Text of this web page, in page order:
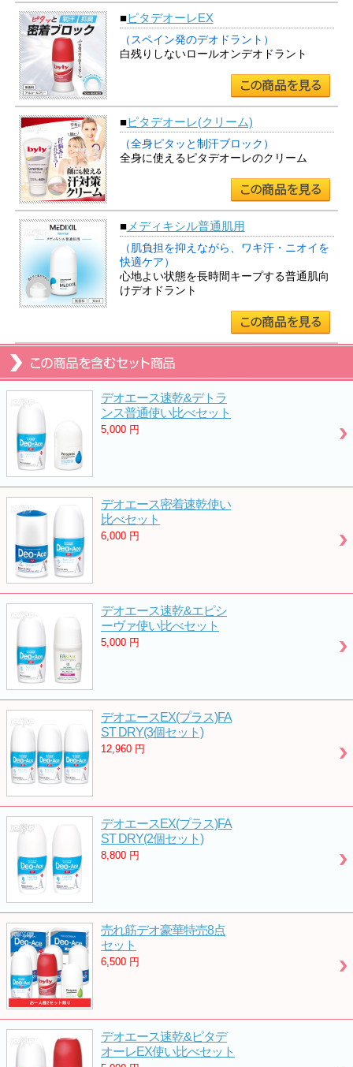
■ピタデオーレEX
（スペイン発のデオドラント）
白残りしないロールオンデオドラント
■ピタデオーレ(クリーム)
（全身ピタッと制汗ブロック）
全身に使えるピタデオーレのクリーム
■メディキシル普通肌用
（肌負担を抑えながら、ワキ汗・ニオイを
快適ケア）
心地よい状態を長時間キープする普通肌向
けデオドラント
デオエース速乾&デトラ
ンス普通使い比べセット
5,000 円
デオエース密着速乾使い
比べセット
6,000 円
デオエース速乾&エピシ
ーヴァ使い比べセット
5,000 円
デオエースEX(プラス)FA
ST DRY(3個セット)
12,960 円
デオエースEX(プラス)FA
ST DRY(2個セット)
8,800 円
売れ筋デオ豪華特売8点
セット
6,500 円
デオエース速乾&ピタデ
オーレEX使い比べセット